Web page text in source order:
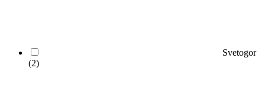
Svetogor
(2)